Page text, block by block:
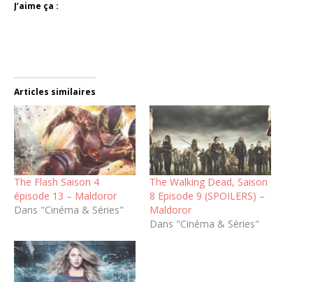
J’aime ça :
Articles similaires
The Flash Saison 4
épisode 13 – Maldoror
Dans "Cinéma & Séries"
The Walking Dead, Saison
8 Episode 9 (SPOILERS) –
Maldoror
Dans "Cinéma & Séries"